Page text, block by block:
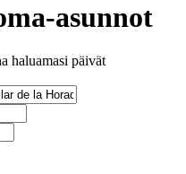
asunnot
haluamasi päivät